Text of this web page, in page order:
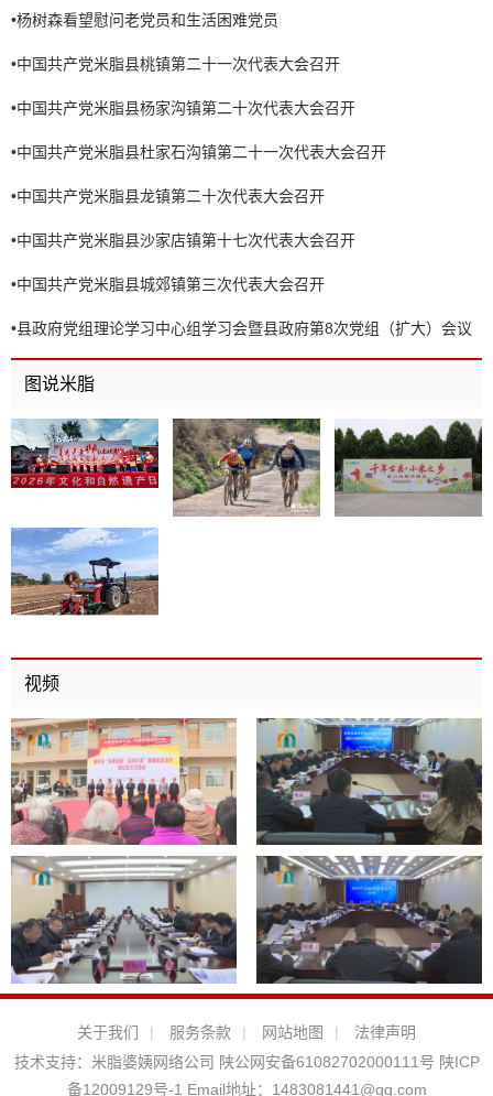
•杨树森看望慰问老党员和生活困难党员
•中国共产党米脂县桃镇第二十一次代表大会召开
•中国共产党米脂县杨家沟镇第二十次代表大会召开
•中国共产党米脂县杜家石沟镇第二十一次代表大会召开
•中国共产党米脂县龙镇第二十次代表大会召开
•中国共产党米脂县沙家店镇第十七次代表大会召开
•中国共产党米脂县城郊镇第三次代表大会召开
•县政府党组理论学习中心组学习会暨县政府第8次党组（扩大）会议
召开
图说米脂
视频
关于我们 | 服务条款 | 网站地图 |
法律声明
技术支持： 米脂婆姨网络公司 陕公网安备61082702000111号 陕ICP
备12009129号-1 Email地址： 1483081441@qq.com